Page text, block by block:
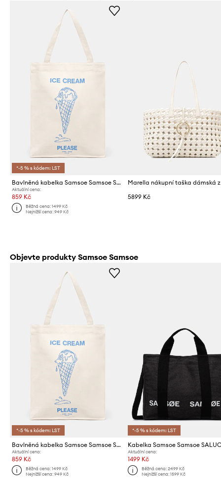
*-5 % s kódem: LST
Bavlněná kabelka Samsoe Samsoe SAPRINT
Aktuální cena:
859 Kč
Běžná cena:1499 Kč
Nejnižší cena:949 Kč
5899 Kč
Objevte produkty Samsoe Samsoe
*-5 % s kódem: LST
Bavlněná kabelka Samsoe Samsoe SAPRINT
Aktuální cena:
859 Kč
Běžná cena:1499 Kč
Nejnižší cena:949 Kč
*-5 % s kódem: LST
Kabelka Samsoe Samsoe
Aktuální cena:
1499 Kč
Běžná cena: 2499 Kč
Nejnižší cena: 1599 Kč